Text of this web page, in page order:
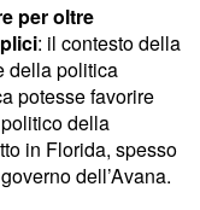
per oltre
: il contesto della
della politica
potesse favorire
della
in Florida, spesso
dell’Avana.